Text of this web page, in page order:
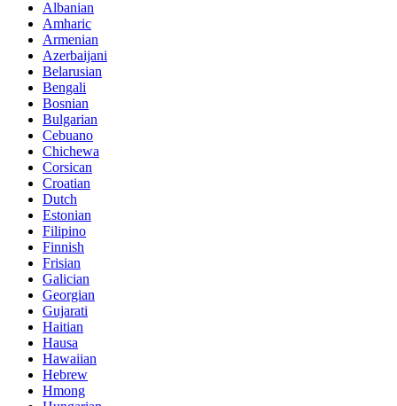
Albanian
Amharic
Armenian
Azerbaijani
Belarusian
Bengali
Bosnian
Bulgarian
Cebuano
Chichewa
Corsican
Croatian
Dutch
Estonian
Filipino
Finnish
Frisian
Galician
Georgian
Gujarati
Haitian
Hausa
Hawaiian
Hebrew
Hmong